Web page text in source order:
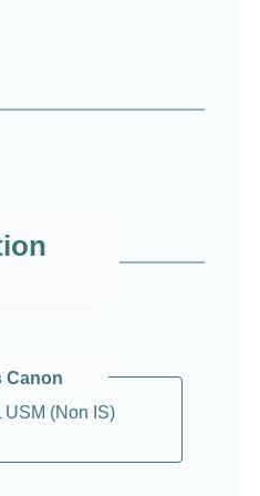
Canon
USM (Non IS)